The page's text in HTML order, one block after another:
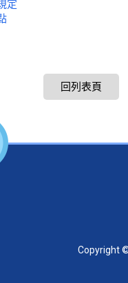
定
回列表頁
Copyright